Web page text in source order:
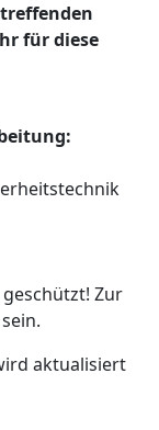
für diese
Zur
aktualisiert